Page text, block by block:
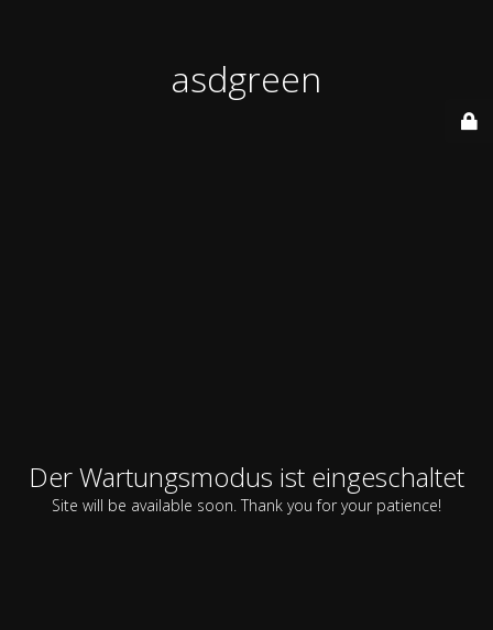
asdgreen
Der Wartungsmodus ist eingeschaltet
Site will be available soon. Thank you for your patience!